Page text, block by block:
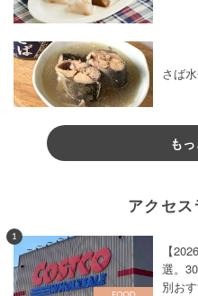
さば
も
アクセ
1
【
選。
別お